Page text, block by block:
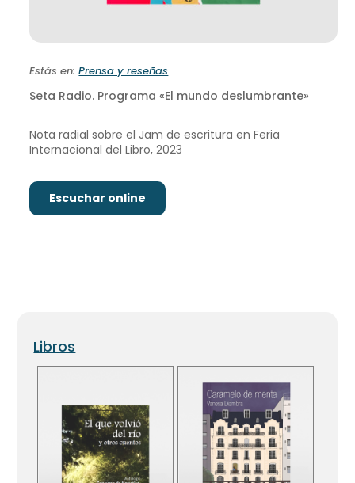
Estás en:Prensa y reseñas
Seta Radio. Programa «El mundo deslumbrante»
Nota radial sobre el Jam de escritura en Feria
Internacional del Libro, 2023
Escuchar online
Libros